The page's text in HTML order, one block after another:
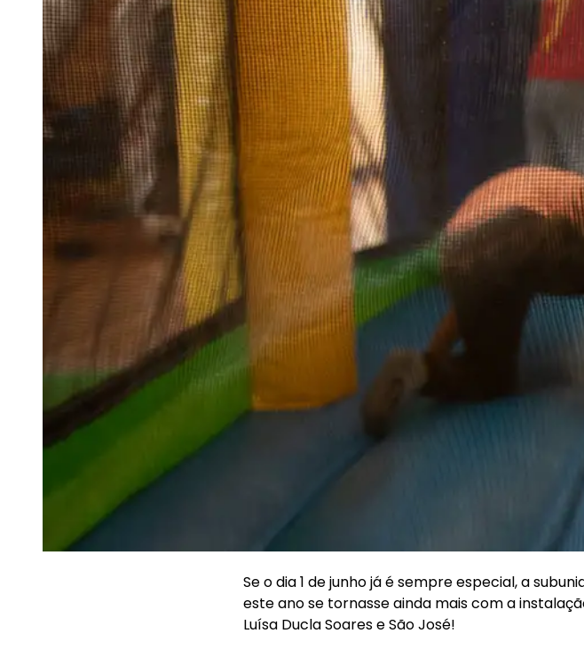
Se o dia 1 de junho já é sempre especial, a
este ano se tornasse ainda mais com a
Luísa Ducla Soares e São José!